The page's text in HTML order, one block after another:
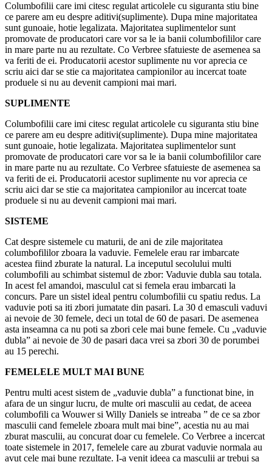
Columbofilii care imi citesc regulat articolele cu siguranta stiu bine
ce parere am eu despre aditivi(suplimente). Dupa mine majoritatea
sunt gunoaie, hotie legalizata. Majoritatea suplimentelor sunt
promovate de producatori care vor sa le ia banii columbofililor care
in mare parte nu au rezultate. Co Verbree sfatuieste de asemenea sa
va feriti de ei. Producatorii acestor suplimente nu vor aprecia ce
scriu aici dar se stie ca majoritatea campionilor au incercat toate
produele si nu au devenit campioni mai mari.
SUPLIMENTE
Columbofilii care imi citesc regulat articolele cu siguranta stiu bine
ce parere am eu despre aditivi(suplimente). Dupa mine majoritatea
sunt gunoaie, hotie legalizata. Majoritatea suplimentelor sunt
promovate de producatori care vor sa le ia banii columbofililor care
in mare parte nu au rezultate. Co Verbree sfatuieste de asemenea sa
va feriti de ei. Producatorii acestor suplimente nu vor aprecia ce
scriu aici dar se stie ca majoritatea campionilor au incercat toate
produele si nu au devenit campioni mai mari.
SISTEME
Cat despre sistemele cu maturii, de ani de zile majoritatea
columbofililor zboara la vaduvie. Femelele erau rar imbarcate
acestea fiind zburate la natural. La inceputul secolului multi
columbofili au schimbat sistemul de zbor: Vaduvie dubla sau totala.
In acest fel amandoi, masculul cat si femela erau imbarcati la
concurs. Pare un sistel ideal pentru columbofilii cu spatiu redus. La
vaduvie poti sa iti zbori jumatate din pasari. La 30 d emasculi vaduvi
ai nevoie de 30 femele, deci un total de 60 de pasari. De asemenea
asta inseamna ca nu poti sa zbori cele mai bune femele. Cu „vaduvie
dubla” ai nevoie de 30 de pasari daca vrei sa zbori 30 de porumbei
au 15 perechi.
FEMELELE MULT MAI BUNE
Pentru multi acest sistem de „vaduvie dubla” a functionat bine, in
afara de un singur lucru, de multe ori masculii au cedat, de aceea
columbofili ca Wouwer si Willy Daniels se intreaba ” de ce sa zbor
masculii cand femelele zboara mult mai bine”, acestia nu au mai
zburat masculii, au concurat doar cu femelele. Co Verbree a incercat
toate sistemele in 2017, femelele care au zburat vaduvie normala au
avut cele mai bune rezultate. I-a venit ideea ca masculii ar trebui sa